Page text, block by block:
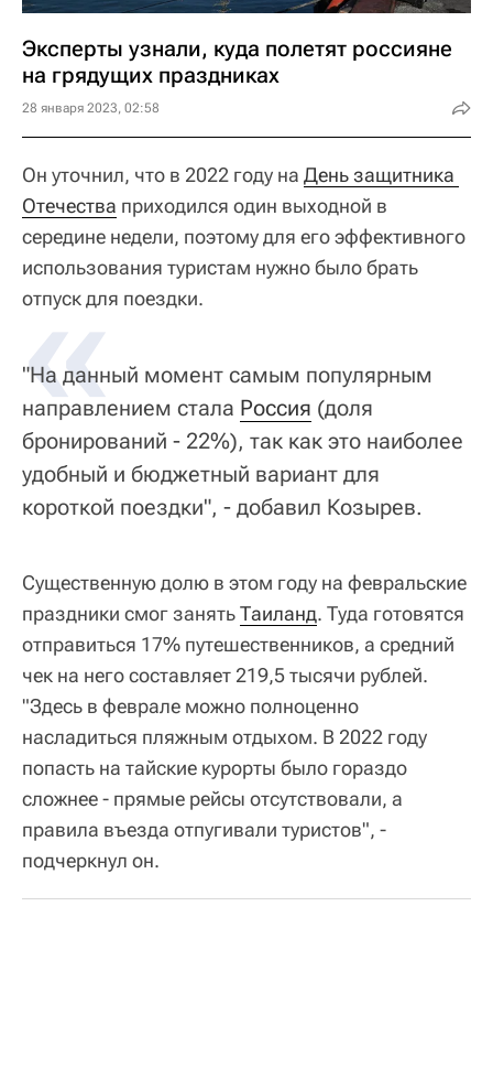
Эксперты узнали, куда полетят россияне
на грядущих праздниках
28 января 2023, 02:58
Он уточнил, что в 2022 году на День защитника
Отечества приходился один выходной в
середине недели, поэтому для его эффективного
использования туристам нужно было брать
отпуск для поездки.
«
"На данный момент самым популярным
направлением стала Россия (доля
бронирований - 22%), так как это наиболее
удобный и бюджетный вариант для
короткой поездки", - добавил Козырев.
Существенную долю в этом году на февральские
праздники смог занятьТаиланд. Туда готовятся
отправиться 17% путешественников, а средний
чек на него составляет 219,5 тысячи рублей.
"Здесь в феврале можно полноценно
насладиться пляжным отдыхом. В 2022 году
попасть на тайские курорты было гораздо
сложнее - прямые рейсы отсутствовали, а
правила въезда отпугивали туристов", -
подчеркнул он.